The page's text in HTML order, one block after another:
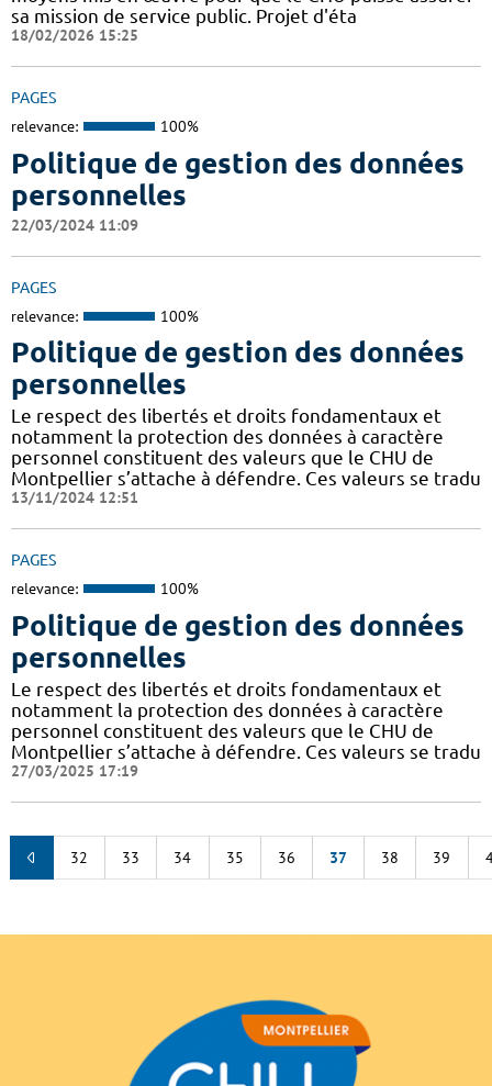
sa mission de service public. Projet d'éta
18/02/2026 15:25
PAGES
relevance: 100%
Politique de gestion des données
personnelles
22/03/2024 11:09
PAGES
relevance: 100%
Politique de gestion des données
personnelles
Le respect des libertés et droits fondamentaux et
notamment la protection des données à caractère
personnel constituent des valeurs que le CHU de
Montpellier s’attache à défendre. Ces valeurs se tradu
13/11/2024 12:51
PAGES
relevance: 100%
Politique de gestion des données
personnelles
Le respect des libertés et droits fondamentaux et
notamment la protection des données à caractère
personnel constituent des valeurs que le CHU de
Montpellier s’attache à défendre. Ces valeurs se tradu
27/03/2025 17:19
32 33 34 35 36 37 38 39